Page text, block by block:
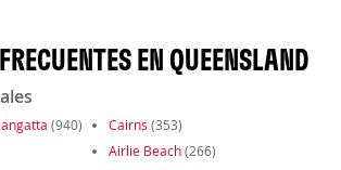
EN QUEENSLAND
(940) Cairns (353)
Airlie Beach(266)